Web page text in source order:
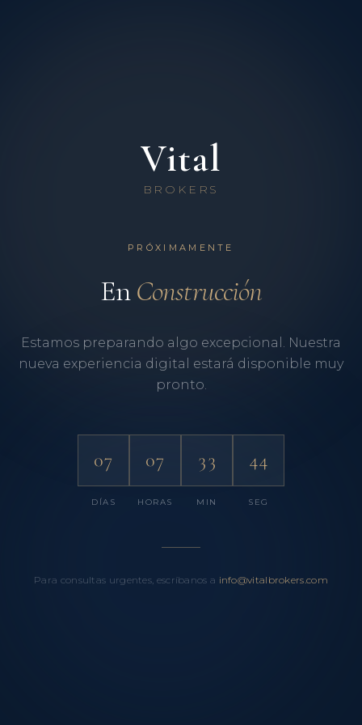
Vital
BROKERS
PRÓXIMAMENTE
EnConstrucción
Estamos preparando algo excepcional. Nuestra
nueva experiencia digital estará disponible muy
pronto.
07
DÍAS
07
HORAS
33
MIN
44
SEG
Para consultas urgentes, escríbanos a info@vitalbrokers.com